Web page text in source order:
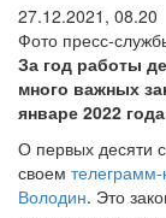
27.12.2021, 08.20
Фото пресс-
За год работы
много важных
январе 2022
О первых десяти
своем
Володин. Это